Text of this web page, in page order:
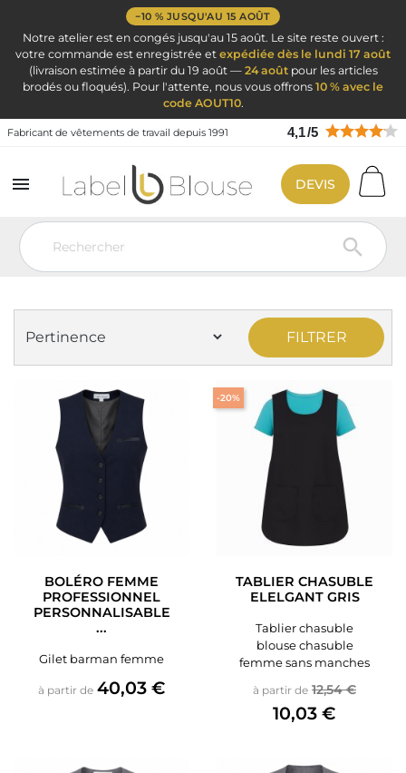
−10 % JUSQU'AU 15 AOÛT
Notre atelier est en congés jusqu'au 15 août. Le site reste ouvert :
votre commande est enregistrée et expédiée dès le lundi 17 août
(livraison estimée à partir du 19 août — 24 aoûtpour les articles
brodés ou floqués). Pour l'attente, nous vous offrons 10 % avec le
code AOUT10.
Fabricant de vêtements de travail depuis 1991 4,1/5


DEVIS
Vêtement de travail Vêtement Service Accueil & Hôtelier
Gilet
GILET BARMAN FEMME
FILTRER
BOLÉRO FEMME
PROFESSIONNEL
PERSONNALISABLE
...
Gilet barman femme
à partir de Prix
40,03 €
TABLIER CHASUBLE
ELELGANT GRIS
Tablier chasuble
blouse chasuble
femme sans manches
à partir de Prix de base
12,54 €Prix
10,03 €
-20%